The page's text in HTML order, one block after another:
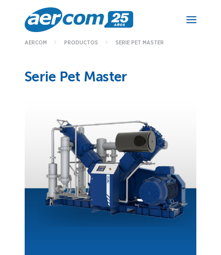
AERCOM PRODUCTOS SERIE PET MASTER
Serie Pet Master